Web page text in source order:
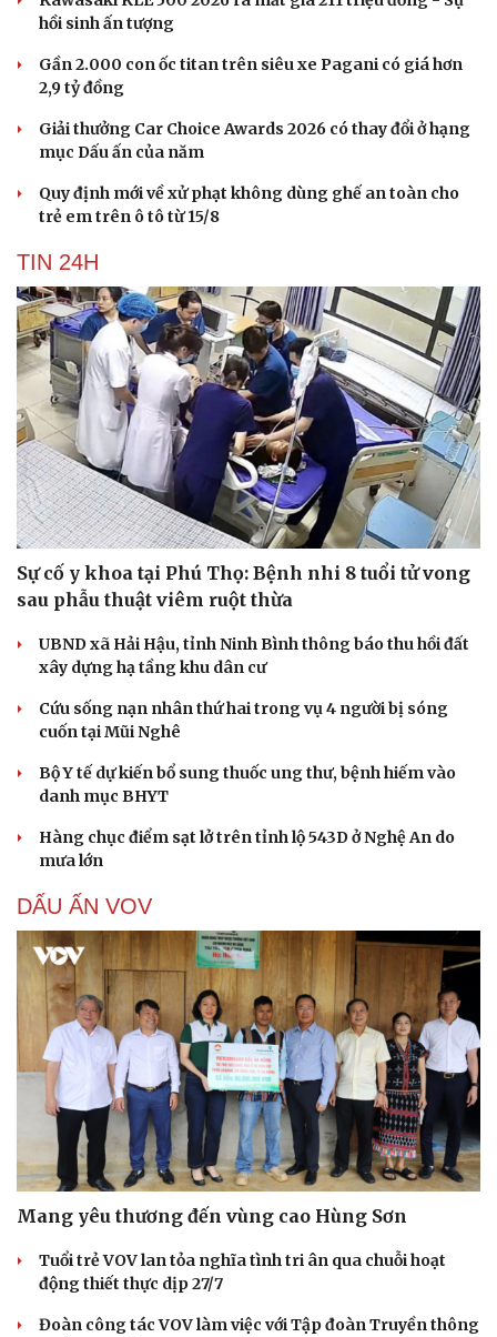
Du lịch
Tư vấn
Săn Tour
check-in
Đọc truyện đêm khuya
Cửa sổ tình yêu
Kể chuyện cho bé
Hạt giống tâm hồn
hồi sinh ấn tượng
Gần 2.000 con ốc titan trên siêu xe Pagani có giá hơn
2,9 tỷ đồng
Giải thưởng Car Choice Awards 2026 có thay đổi ở hạng
mục Dấu ấn của năm
Quy định mới về xử phạt không dùng ghế an toàn cho
trẻ em trên ô tô từ 15/8
TIN 24H
Sự cố y khoa tại Phú Thọ: Bệnh nhi 8 tuổi tử vong
sau phẫu thuật viêm ruột thừa
UBND xã Hải Hậu, tỉnh Ninh Bình thông báo thu hồi đất
xây dựng hạ tầng khu dân cư
Cứu sống nạn nhân thứ hai trong vụ 4 người bị sóng
cuốn tại Mũi Nghê
Bộ Y tế dự kiến bổ sung thuốc ung thư, bệnh hiếm vào
danh mục BHYT
Hàng chục điểm sạt lở trên tỉnh lộ 543D ở Nghệ An do
mưa lớn
DẤU ẤN VOV
Mang yêu thương đến vùng cao Hùng Sơn
Tuổi trẻ VOV lan tỏa nghĩa tình tri ân qua chuỗi hoạt
động thiết thực dịp 27/7
Đoàn công tác VOV làm việc với Tập đoàn Truyền thông